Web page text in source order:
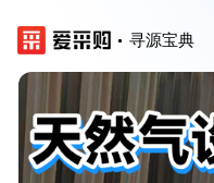
寻源宝典